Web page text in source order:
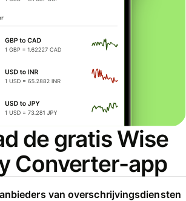
de gratis Wise
Converter-app
van overschrijvingsdiensten